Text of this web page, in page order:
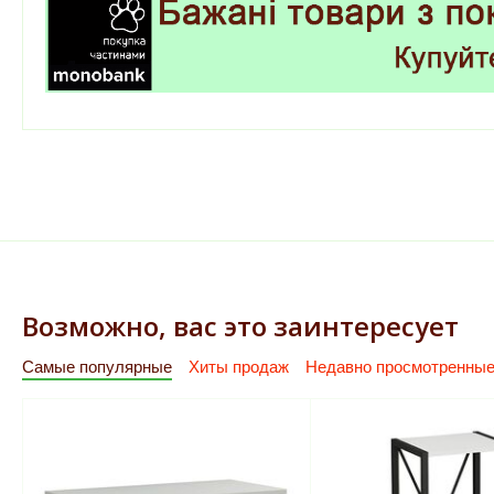
Возможно, вас это заинтересует
Самые популярные Хиты продаж Недавно просмотренные